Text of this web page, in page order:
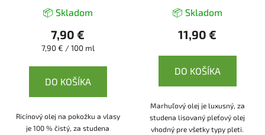
📦 Skladom
7,90 €
Jednotková
7,90 € / 100 ml
DO KOŠÍKA
Ricínový olej na pokožku a vlasy
je 100 % čistý, za studena
📦 Skladom
11,90 €
DO KOŠÍKA
Marhuľový olej je luxusný, za
studena lisovaný pleťový olej
vhodný pre všetky typy pleti.